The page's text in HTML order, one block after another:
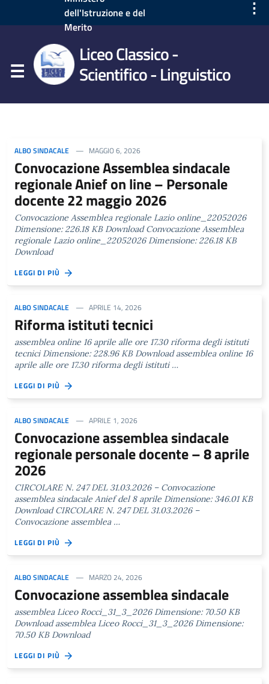
dell'Istruzione e del
Merito
⋮
Liceo Classico -
Scientifico - Linguistico
ALBO SINDACALE MAGGIO 6, 2026
Convocazione Assemblea sindacale
regionale Anief on line – Personale
docente 22 maggio 2026
Convocazione Assemblea regionale Lazio online_22052026
Dimensione: 226.18 KB Download Convocazione Assemblea
regionale Lazio online_22052026 Dimensione: 226.18 KB
Download
LEGGI DI PIÙ
ALBO SINDACALE APRILE 14, 2026
Riforma istituti tecnici
assemblea online 16 aprile alle ore 17.30 riforma degli istituti
tecnici Dimensione: 228.96 KB Download assemblea online 16
aprile alle ore 17.30 riforma degli istituti …
LEGGI DI PIÙ
ALBO SINDACALE APRILE 1, 2026
Convocazione assemblea sindacale
regionale personale docente – 8 aprile
2026
CIRCOLARE N. 247 DEL 31.03.2026 – Convocazione
assemblea sindacale Anief del 8 aprile Dimensione: 346.01 KB
Download CIRCOLARE N. 247 DEL 31.03.2026 –
Convocazione assemblea …
LEGGI DI PIÙ
ALBO SINDACALE MARZO 24, 2026
Convocazione assemblea sindacale
assemblea Liceo Rocci_31_3_2026 Dimensione: 70.50 KB
Download assemblea Liceo Rocci_31_3_2026 Dimensione:
70.50 KB Download
LEGGI DI PIÙ